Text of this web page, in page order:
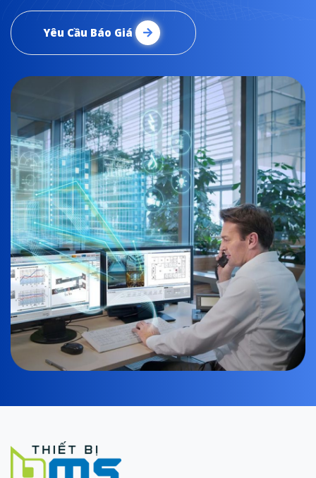
Yêu Cầu Báo Giá